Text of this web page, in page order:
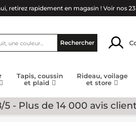
retirez rapidement en magasin !Voir nos
Rechercher
Tapis, coussin
et plaid
Rideau, voilage
et store
5 - Plus de 14 000 avis